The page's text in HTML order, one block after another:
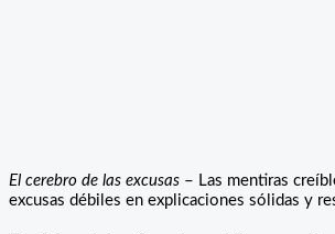
El cerebro de las excusas – Las mentiras
excusas débiles en explicaciones sólidas y